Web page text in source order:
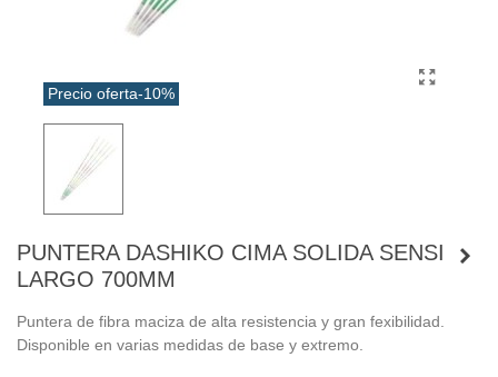
Precio oferta-10%
PUNTERA DASHIKO CIMA SOLIDA SENSI
LARGO 700MM
Puntera de fibra maciza de alta resistencia y gran fexibilidad.
Disponible en varias medidas de base y extremo.